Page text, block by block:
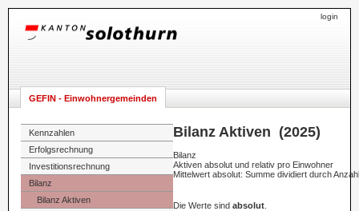
login
GEFIN - Einwohnergemeinden
Kennzahlen
Erfolgsrechnung
Investitionsrechnung
Bilanz
Bilanz Aktiven
Bilanz Aktiven (2025)
Bilanz
Aktiven absolut und relativ pro Einwohner
Mittelwert absolut: Summe dividiert durch
Die Werte sind absolut